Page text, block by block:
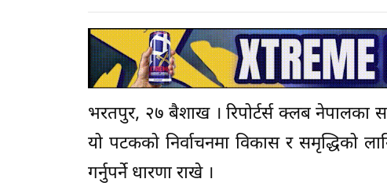
भरतपुर, २७ बैशाख । रिपोर्टर्स क्लब
यो पटकको निर्वाचनमा विकास र समृद्धिको
गर्नुपर्ने धारणा राखे ।